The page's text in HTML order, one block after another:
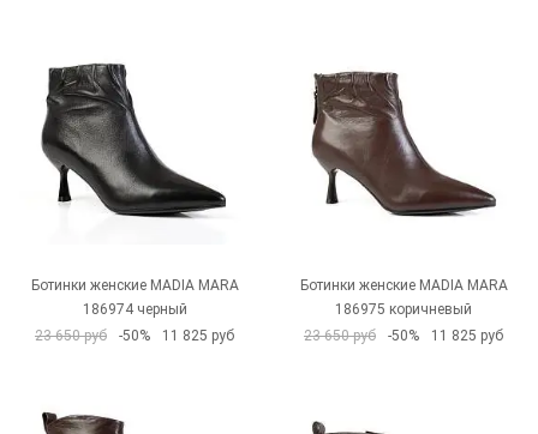
Ботинки женские MADIA MARA
186974 черный
23 650 руб
-50% 11 825 руб
Ботинки женские MADIA MARA
186975 коричневый
23 650 руб
-50% 11 825 руб